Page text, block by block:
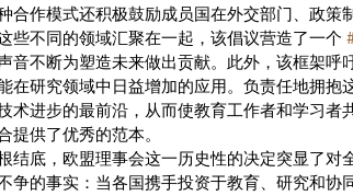
合作模式还积极鼓励成员国在外交部门、政策
些不同的领域汇聚在一起，该倡议营造了一个
音不断为塑造未来做出贡献。此外，该框架呼
在研究领域中日益增加的应用。负责任地拥抱
术进步的最前沿，从而使教育工作者和学习者
提供了优秀的范本。
结底，欧盟理事会这一历史性的决定突显了对
争的事实：当各国携手投资于教育、研究和协